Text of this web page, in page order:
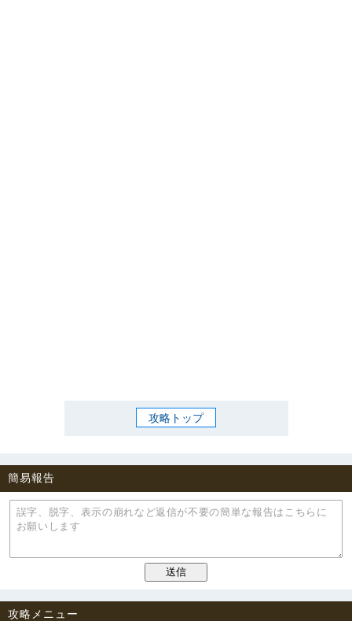
攻略トップ
簡易報告
攻略メニュー